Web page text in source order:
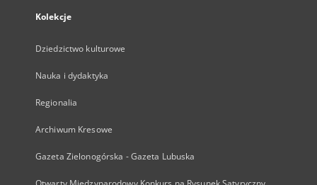
Kolekcje
Dziedzictwo kulturowe
Nauka i dydaktyka
Regionalia
Archiwum Kresowe
Gazeta Zielonogórska - Gazeta Lubuska